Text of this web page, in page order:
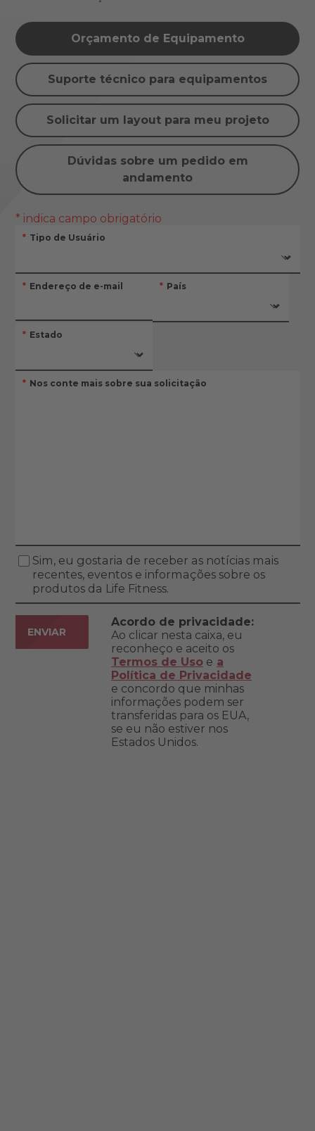
Orçamento de Equipamento
Suporte técnico para equipamentos
Solicitar um layout para meu projeto
Dúvidas sobre um pedido em
andamento